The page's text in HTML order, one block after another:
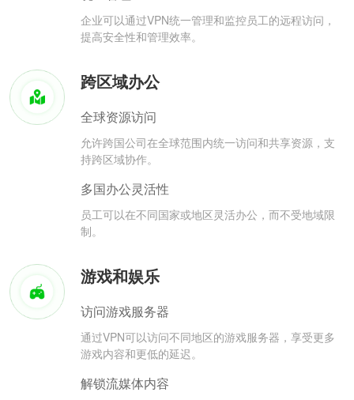
企业可以通过VPN统一管理和监控员工的远程访问，
提高安全性和管理效率。
跨区域办公
全球资源访问
允许跨国公司在全球范围内统一访问和共享资源，支
持跨区域协作。
多国办公灵活性
员工可以在不同国家或地区灵活办公，而不受地域限
制。
游戏和娱乐
访问游戏服务器
通过VPN可以访问不同地区的游戏服务器，享受更多
游戏内容和更低的延迟。
解锁流媒体内容